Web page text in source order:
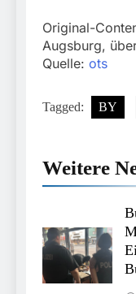
Original-
Augsburg,
Quelle: ots
Tagged: BY
Weitere